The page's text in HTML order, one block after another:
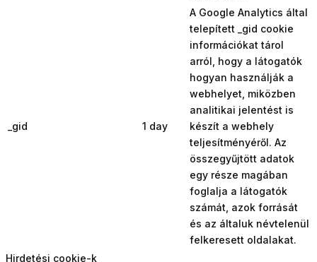
_gid 1 day
A Google Analytics által
telepített _gid cookie
információkat tárol
arról, hogy a látogatók
hogyan használják a
webhelyet, miközben
analitikai jelentést is
készít a webhely
teljesítményéről. Az
összegyűjtött adatok
egy része magában
foglalja a látogatók
számát, azok forrását
és az általuk névtelenül
felkeresett oldalakat.
Hirdetési cookie-k